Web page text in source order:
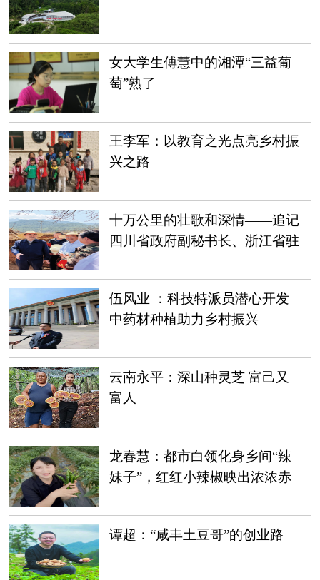
女大学生傅慧中的湘潭“三益葡
萄”熟了
王李军：以教育之光点亮乡村振
兴之路
十万公里的壮歌和深情——追记
四川省政府副秘书长、浙江省驻
伍风业 ：科技特派员潜心开发
中药材种植助力乡村振兴
云南永平：深山种灵芝 富己又
富人
龙春慧：都市白领化身乡间“辣
妹子”，红红小辣椒映出浓浓赤
谭超：“咸丰土豆哥”的创业路